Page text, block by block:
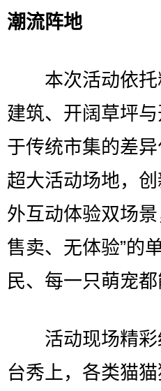
潮流阵地
本次活动依托
建筑、开阔草坪
于传统市集的差
超大活动场地，
外互动体验双场
售卖、无体验”的
民、每一只萌宠
活动现场精彩
台秀上，各类猫